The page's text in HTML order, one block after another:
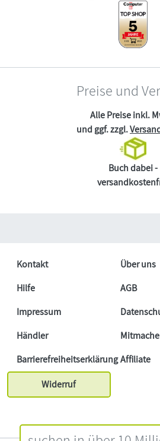
Preise und
Alle Preise inkl.
und ggf. zzgl.
Buch dabei -
Kontakt
Über uns
Hilfe
AGB
Impressum
Händler
BarrierefreiheitserklärungAffiliate
Widerruf